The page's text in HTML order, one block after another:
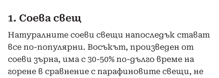
1. Соева свещ
Натуралните соеви свещи напоследък стават
все по-популярни. Восъкът, произведен от
соеви зърна, има с 30-50% по-дълго време на
горене в сравнение с парафиновите свещи, не